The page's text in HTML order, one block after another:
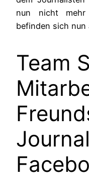
nun nicht
befinden sich nun
Team